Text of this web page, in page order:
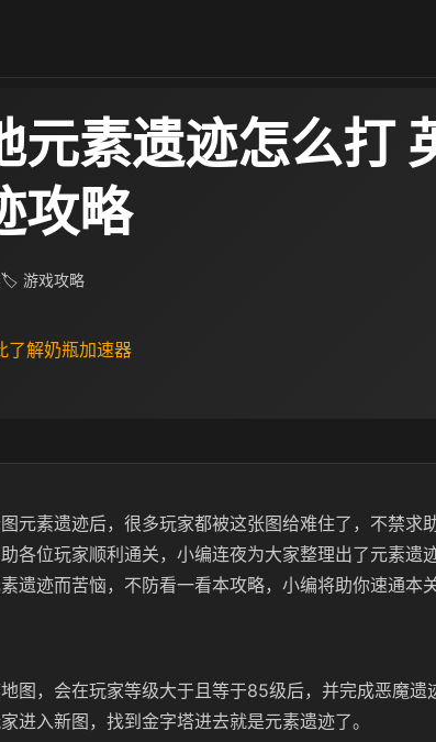
元素遗迹怎么打
攻略
🏷 游戏攻略
了解奶瓶加速器
元素遗迹后，很多玩家都被这张图给难住了，不禁求
各位玩家顺利通关，小编连夜为大家整理出了元素遗
遗迹而苦恼，不防看一看本攻略，小编将助你速通本关
图，会在玩家等级大于且等于85级后，并完成恶魔遗
进入新图，找到金字塔进去就是元素遗迹了。